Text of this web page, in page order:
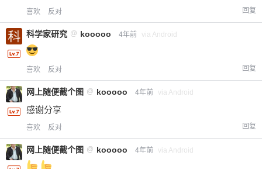
喜欢 反对 回复
科学家研究 @ kooooo 4年前 via Android
喜欢 反对 回复
网上随便截个图 @ kooooo 4年前 via Android
感谢分享
喜欢 反对 回复
网上随便截个图 @ kooooo 4年前 via Android